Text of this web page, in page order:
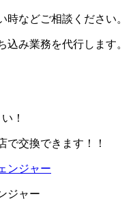
時などご相談ください。
み業務を代行します。
！
で交換できます！！
ジャー